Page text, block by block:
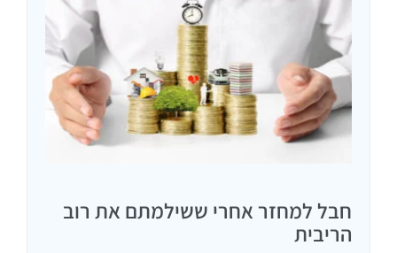
חבל למחזר אחרי ששילמתם את רוב
הריבית